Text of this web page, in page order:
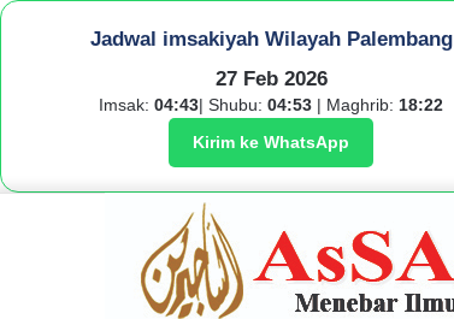
Jadwal imsakiyah Wilayah Palembang
27 Feb 2026
Imsak: 04:43| Shubu: 04:53 | Maghrib: 18:22
Kirim ke WhatsApp